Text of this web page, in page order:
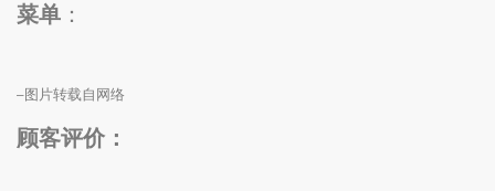
菜单 ：
–图片转载自网络
顾客评价：